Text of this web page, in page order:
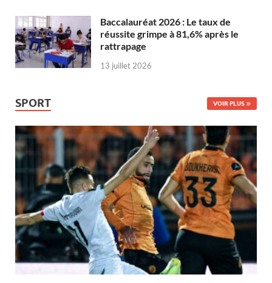
Baccalauréat 2026 : Le taux de
réussite grimpe à 81,6% après le
rattrapage
13 juillet 2026
SPORT VOIR PLUS